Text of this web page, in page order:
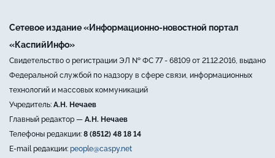
Сетевое издание «Информационно-новостной портал
«КаспийИнфо»
Свидетельство о регистрации ЭЛ № ФС 77 - 68109 от 21.12.2016, выдано
Федеральной службой по надзору в сфере связи, информационных
технологий и массовых коммуникаций
Учредитель: А.Н. Нечаев
Главный редактор — А.Н. Нечаев
Телефоны редакции: 8 (8512) 48 18 14
E-mail редакции: people@caspy.net